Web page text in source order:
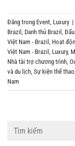
Đăng trong Event Luxury |
Brazil Danh thủ Brazil
Việt Nam - Brazil Hoạt
Việt Nam - Brazil Luxury,
Nhà tài trợ chương trình
và du lịch Sự kiện thể thao
Nam